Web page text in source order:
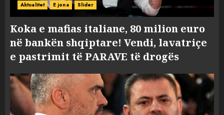
Aktualitet E jona Slider
Koka e mafias italiane, 80 milion euro
në bankën shqiptare! Vendi, lavatriçe
e pastrimit të PARAVE të drogës